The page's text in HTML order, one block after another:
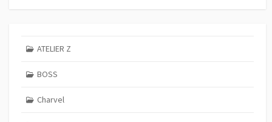
ATELIER Z
BOSS
Charvel